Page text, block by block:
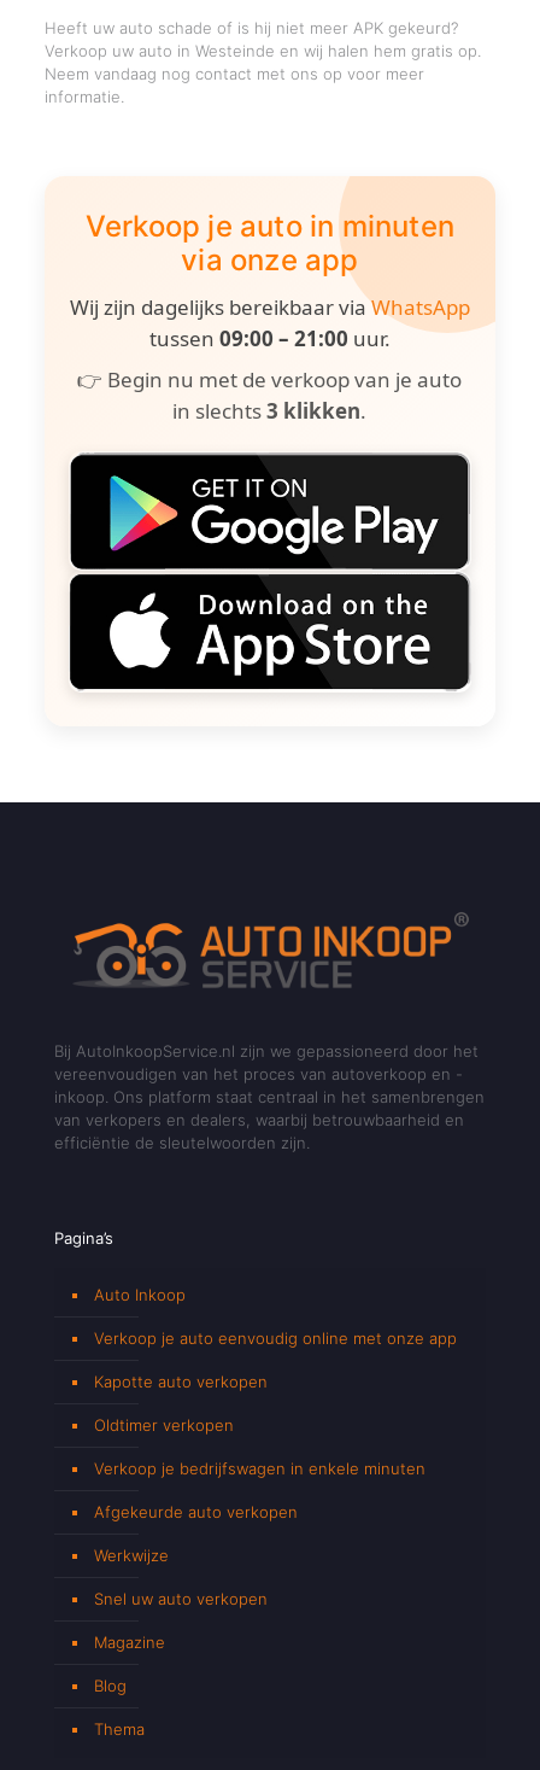
Heeft uw auto schade of is hij niet meer APK gekeurd?
Verkoop uw auto in Westeinde en wij halen hem gratis op.
Neem vandaag nog contact met ons op voor meer
informatie.
Verkoop je auto in minuten
via onze app
Wij zijn dagelijks bereikbaar viaWhatsApp
tussen 09:00 – 21:00 uur.
👉 Begin nu met de verkoop van je auto
in slechts3 klikken.
Bij AutoInkoopService.nl zijn we gepassioneerd door het
vereenvoudigen van het proces van autoverkoop en -
inkoop. Ons platform staat centraal in het samenbrengen
van verkopers en dealers, waarbij betrouwbaarheid en
efficiëntie de sleutelwoorden zijn.
Pagina’s
Auto Inkoop
Verkoop je auto eenvoudig online met onze app
Kapotte auto verkopen
Oldtimer verkopen
Verkoop je bedrijfswagen in enkele minuten
Afgekeurde auto verkopen
Werkwijze
Snel uw auto verkopen
Magazine
Blog
Thema